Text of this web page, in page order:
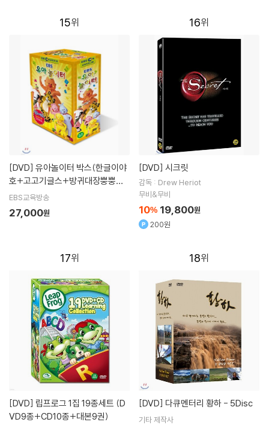
15
[DVD]
호+고고기글스+방귀대장뿡뿡이
율동동요편)
EBS교육방송
27,000원
16
[DVD] 시크릿
감독 : Drew Heriot
무비&무비
10% 19,800원
200원
17
[DVD]
VD9종+CD10종+대본9권)
18
[DVD] 다큐멘터리 황하 - 5Disc
기타 제작사